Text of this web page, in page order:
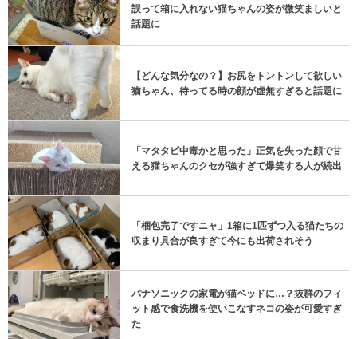
誤って箱に入れない猫ちゃんの姿が微笑ましいと
話題に
【どんな気分なの？】お尻をトントンして欲しい
猫ちゃん、待ってる時の顔が虚無すぎると話題に
「マタタビ中毒かと思った」正気を失った顔で甘
える猫ちゃんのクセが強すぎて爆笑する人が続出
「梱包完了ですニャ」1箱に1匹ずつ入る猫たちの
収まり具合が良すぎて今にも出荷されそう
パナソニックの家電が猫ベッドに…？抜群のフィ
ット感で食洗機を使いこなすネコの姿が可愛すぎ
た